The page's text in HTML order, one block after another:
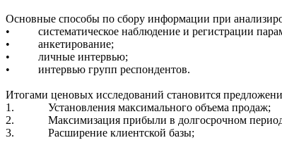
Основные способы по сбору информации при
• систематическое наблюдение и регистрации
• анкетирование;
• личные интервью;
• интервью групп респондентов.
Итогами ценовых исследований становится
1. Установления максимального объема продаж;
2. Максимизация прибыли в долгосрочном
3. Расширение клиентской базы;